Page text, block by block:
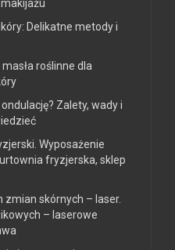
Delikatne metody i
roślinne dla
Zalety, wady i
Wyposażenie
fryzjerska, sklep
zmian skórnych – laser.
– laserowe